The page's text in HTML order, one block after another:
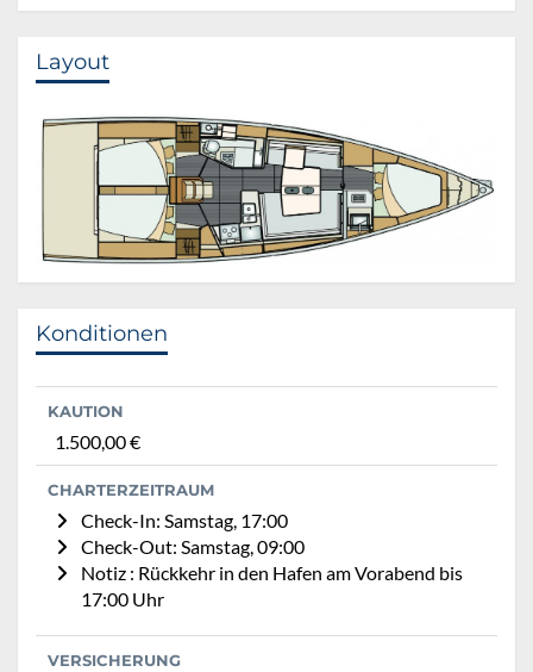
Layout
Konditionen
KAUTION
1.500,00 €
CHARTERZEITRAUM
Check-In: Samstag, 17:00
Check-Out: Samstag, 09:00
Notiz : Rückkehr in den Hafen am Vorabend bis
17:00 Uhr
VERSICHERUNG